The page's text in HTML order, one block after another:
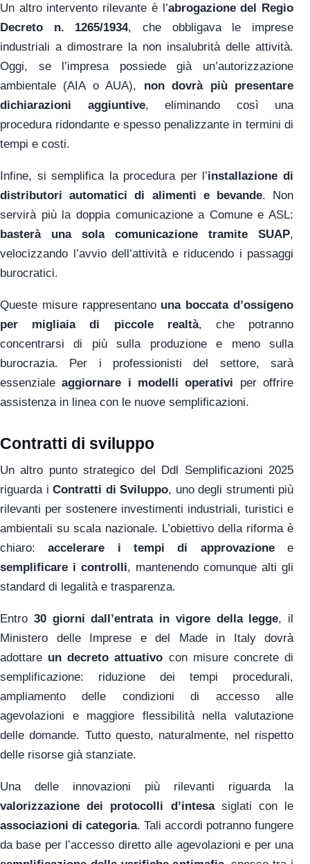
Un altro intervento rilevante è l’abrogazione del Regio
Decreto n. 1265/1934, che obbligava le imprese
industriali a dimostrare la non insalubrità delle attività.
Oggi, se l’impresa possiede già un’autorizzazione
ambientale (AIA o AUA), non dovrà più presentare
dichiarazioni aggiuntive, eliminando così una
procedura ridondante e spesso penalizzante in termini di
tempi e costi.
Infine, si semplifica la procedura per l’installazione di
distributori automatici di alimenti e bevande. Non
servirà più la doppia comunicazione a Comune e ASL:
basterà una sola comunicazione tramite SUAP,
velocizzando l’avvio dell’attività e riducendo i passaggi
burocratici.
Queste misure rappresentano una boccata d’ossigeno
per migliaia di piccole realtà, che potranno
concentrarsi di più sulla produzione e meno sulla
burocrazia. Per i professionisti del settore, sarà
essenzialeaggiornare i modelli operativi per offrire
assistenza in linea con le nuove semplificazioni.
Contratti di sviluppo
Un altro punto strategico del Ddl Semplificazioni 2025
riguarda i Contratti di Sviluppo, uno degli strumenti più
rilevanti per sostenere investimenti industriali, turistici e
ambientali su scala nazionale. L’obiettivo della riforma è
chiaro:accelerare i tempi di approvazionee
semplificare i controlli, mantenendo comunque alti gli
standard di legalità e trasparenza.
Entro 30 giorni dall’entrata in vigore della legge, il
Ministero delle Imprese e del Made in Italy dovrà
adottare un decreto attuativo con misure concrete di
semplificazione: riduzione dei tempi procedurali,
ampliamento delle condizioni di accesso alle
agevolazioni e maggiore flessibilità nella valutazione
delle domande. Tutto questo, naturalmente, nel rispetto
delle risorse già stanziate.
Una delle innovazioni più rilevanti riguarda la
valorizzazione dei protocolli d’intesasiglati con le
associazioni di categoria. Tali accordi potranno fungere
da base per l’accesso diretto alle agevolazioni e per una